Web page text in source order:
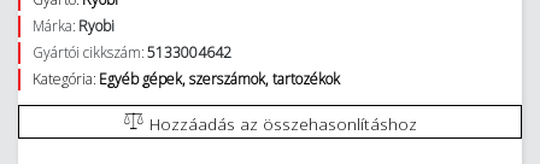
Márka: Ryobi
Gyártói cikkszám:5133004642
Kategória: Egyéb gépek, szerszámok, tartozékok
Hozzáadás az összehasonlításhoz